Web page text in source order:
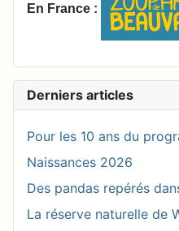
En France :
Derniers articles
Pour les 10 ans du
Naissances 2026
Des pandas repérés
La réserve naturelle de